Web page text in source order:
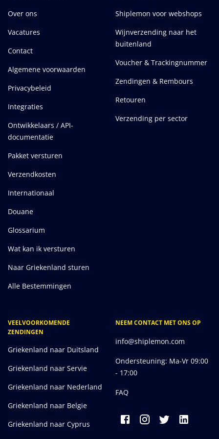
Over ons
Vacatures
Contact
Algemene voorwaarden
Privacybeleid
Integraties
Ontwikkelaars / API-
documentatie
Pakket versturen
Verzendkosten
Internationaal
Douane
Glossarium
Wat kan ik versturen
Naar Griekenland sturen
Alle Bestemmingen
Shiplemon voor webshops
Wijnverzending naar het
buitenland
Voucher & Trackingnummer
Zendingen & Rembours
Retouren
Verzending per sector
VEELVOORKOMENDE
ZENDINGEN
Griekenland naar Duitsland
Griekenland naar Servie
Griekenland naar Nederland
Griekenland naar Belgie
Griekenland naar Cyprus
NEEM CONTACT MET ONS OP
info@shiplemon.com
Ondersteuning: Ma-Vr 09:00
- 17:00
FAQ